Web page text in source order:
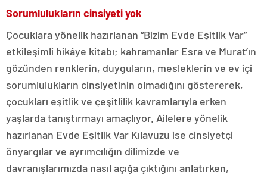
Sorumlulukların cinsiyeti yok
Çocuklara yönelik hazırlanan “Bizim Evde Eşitlik Var”
etkileşimli hikâye kitabı; kahramanlar Esra ve Murat’ın
gözünden renklerin, duyguların, mesleklerin ve ev içi
sorumlulukların cinsiyetinin olmadığını göstererek,
çocukları eşitlik ve çeşitlilik kavramlarıyla erken
yaşlarda tanıştırmayı amaçlıyor. Ailelere yönelik
hazırlanan Evde Eşitlik Var Kılavuzu ise cinsiyetçi
önyargılar ve ayrımcılığın dilimizde ve
davranışlarımızda nasıl açığa çıktığını anlatırken,